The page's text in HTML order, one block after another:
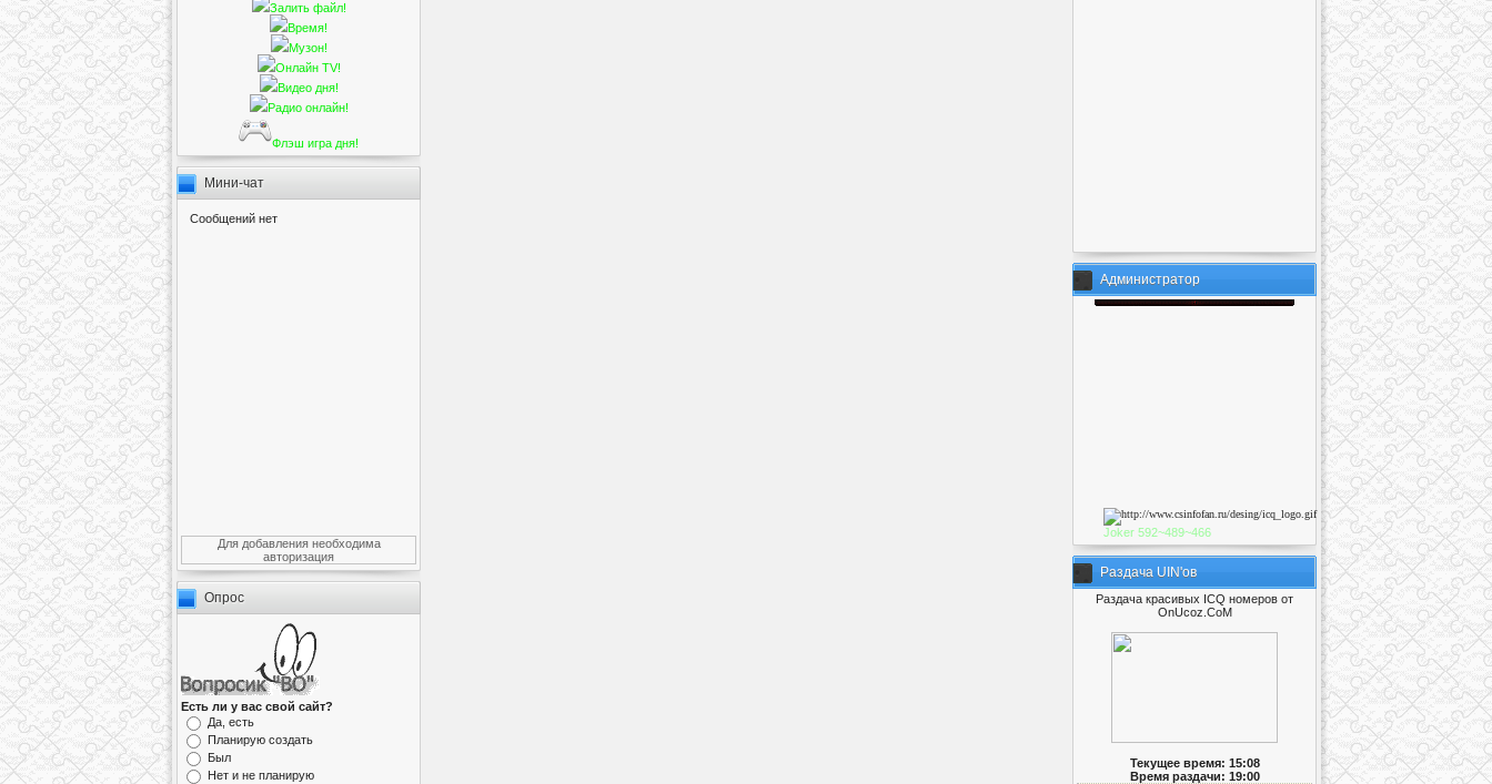
Залить файл!
Время!
Музон!
Онлайн TV!
Видео дня!
Радио онлайн!
Флэш игра дня!
Мини-чат
Для добавления необходима
авторизация
Опрос
Есть ли у вас свой сайт?
Да, есть
Планирую создать
Был
Нет и не планирую
Администратор
Joker 592~489~466
Раздача UIN'ов
Раздача красивых ICQ номеров от
OnUcoz.CoM
Текущее время: 15:08
Время раздачи: 19:00